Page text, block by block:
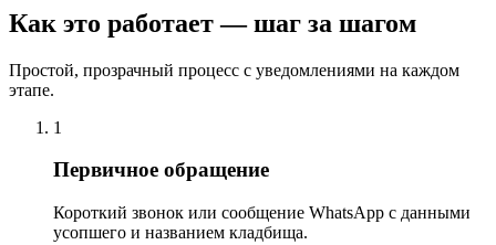
Как это работает — шаг за шагом
Простой, прозрачный процесс с уведомлениями на каждом
этапе.
1
Первичное обращение
Короткий звонок или сообщение WhatsApp с данными
усопшего и названием кладбища.